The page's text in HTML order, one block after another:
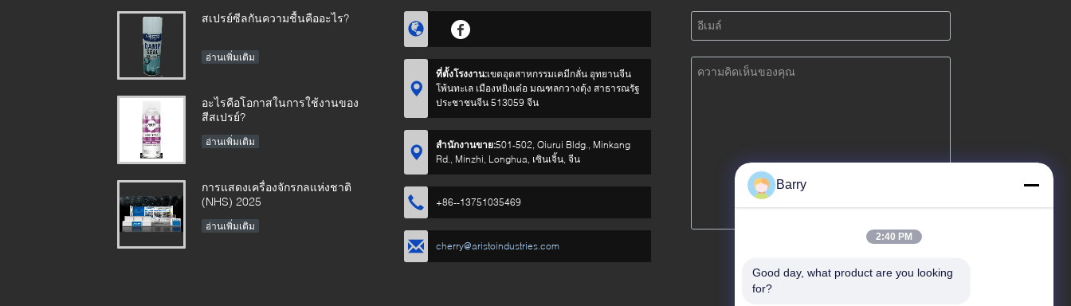
สเปรย์ซีลกันความชื้นคืออะไร?
อ่านเพิ่มเติม
อะไรคือโอกาสในการใช้งานของ
สีสเปรย์?
อ่านเพิ่มเติม
การแสดงเครื่องจักรกลแห่งชาติ
(NHS) 2025
อ่านเพิ่มเติม
ที่ตั้งโรงงาน:เขตอุตสาหกรรมเคมีกลั่น อุทยานจีน
โพ้นทะเล เมืองหยิงเต๋อ มณฑลกวางตุ้ง สาธารณรัฐ
ประชาชนจีน 513059 จีน
สำนักงานขาย:501-502, Qiurui Bldg., Minkang
Rd., Minzhi, Longhua, เซินเจิ้น, จีน
+86--13751035469
cherry@aristoindustries.com
Barry
2:40 PM
Good day, what product are you looking
for?